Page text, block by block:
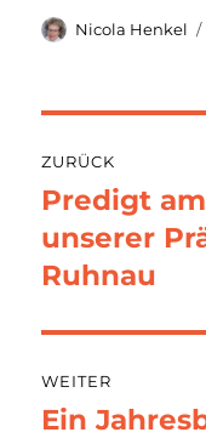
Autor
Nicola Henkel
ZURÜCK
Vorheriger
Beitrag:
Predigt am
unserer
Ruhnau
WEITER
Nächster
Ein